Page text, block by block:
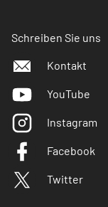
Schreiben Sie uns
Kontakt
YouTube
Instagram
Facebook
Twitter